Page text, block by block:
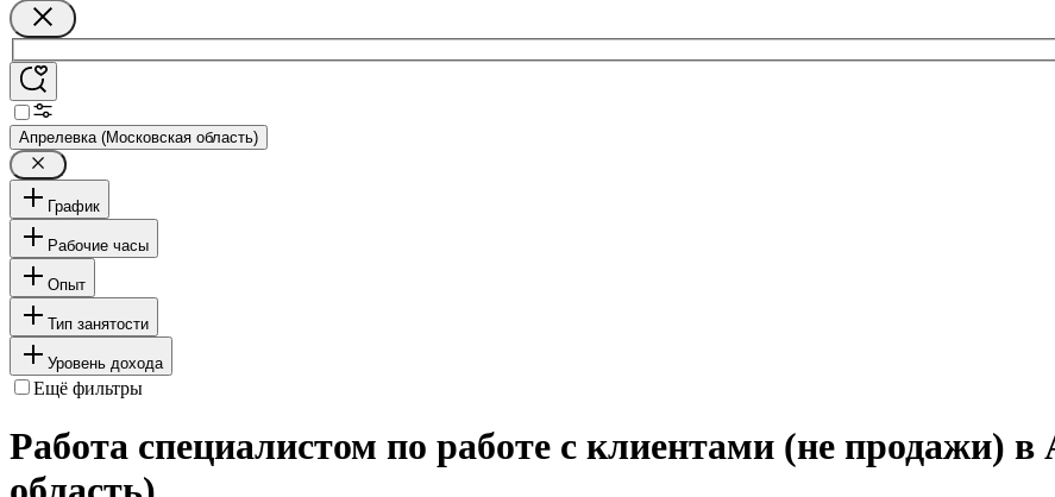
Апрелевка (Московская область)
График
Рабочие часы
Опыт
Тип занятости
Уровень дохода
Ещё фильтры
Работа специалистом по работе с клиентами (не продажи)